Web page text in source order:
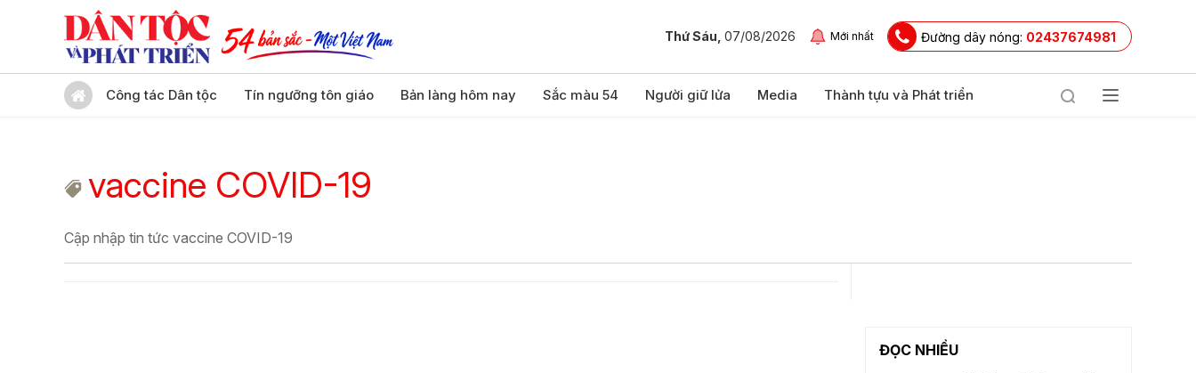
Thứ Sáu, 07/08/2026 Mới nhất Đường dây nóng: 02437674981
Công tác Dân tộc Tín ngưỡng tôn giáo Bản làng hôm nay Sắc màu 54 Người giữ lửa Media Thành tựu và Phát triển
vaccine COVID-19
Cập nhập tin tức vaccine COVID-19
ĐỌC NHIỀU